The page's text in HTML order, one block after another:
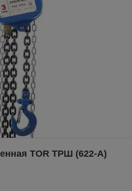
TOR ТРШ (622-A)